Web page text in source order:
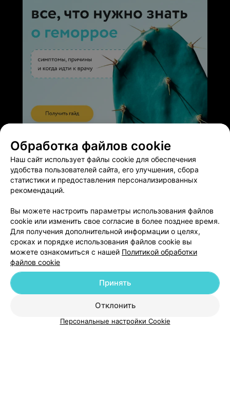
Добавить специалиста
О проекте Новости проекта
Размещение рекламы
Медицинский маркетинг
Публичный договор
Пользовательское соглашение
Способы оплаты
Обработка файлов cookie
Наш сайт использует файлы cookie для обеспечения
удобства пользователей сайта, его улучшения, сбора
статистики и предоставления персонализированных
рекомендаций.
Вы можете настроить параметры использования файлов
cookie или изменить свое согласие в более позднее время.
Для получения дополнительной информации о целях,
сроках и порядке использования файлов cookie вы
можете ознакомиться с нашей Политикой обработки
файлов cookie
Отклонить
Принять
Персональные настройки Cookie